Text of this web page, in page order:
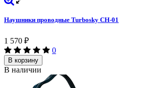
Наушники проводные Turbosky CH-01
1 570 ₽
0
В корзину
В наличии